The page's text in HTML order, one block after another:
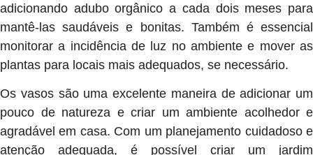
adicionando adubo orgânico a cada dois meses para
mantê-las saudáveis e bonitas. Também é essencial
monitorar a incidência de luz no ambiente e mover as
plantas para locais mais adequados, se necessário.
Os vasos são uma excelente maneira de adicionar um
pouco de natureza e criar um ambiente acolhedor e
agradável em casa. Com um planejamento cuidadoso e
atenção adequada, é possível criar um jardim